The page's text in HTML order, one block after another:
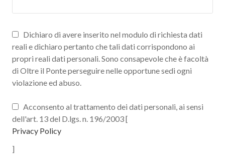
Dichiaro di avere inserito nel modulo di richiesta dati
reali e dichiaro pertanto che tali dati corrispondono ai
propri reali dati personali. Sono consapevole che è facoltà
di Oltre il Ponte perseguire nelle opportune sedi ogni
violazione ed abuso.
Acconsento al trattamento dei dati personali, ai sensi
dell'art. 13 del D.lgs. n. 196/2003 [
Privacy Policy
]